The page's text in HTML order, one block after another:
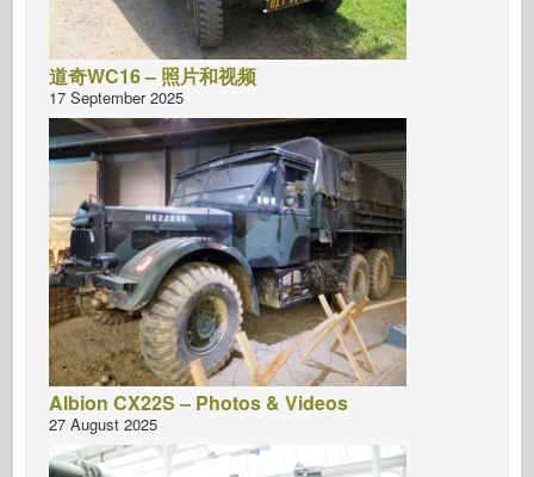
道奇WC16 – 照片和视频
17 September 2025
Albion CX22S – Photos & Videos
27 August 2025